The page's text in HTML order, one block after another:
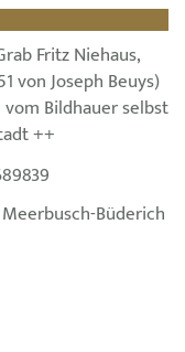
Fritz Niehaus,
von Joseph Beuys)
Bildhauer selbst
++
Büderich